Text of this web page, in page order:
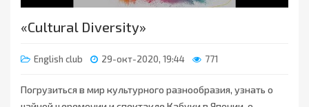
«Cultural Diversity»
English club 29-окт-2020, 19:44 771
Погрузиться в мир культурного разнообразия, узнать о